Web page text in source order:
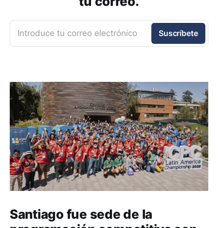
Introduce tu correo electrónico Suscríbete
Santiago fue sede de la